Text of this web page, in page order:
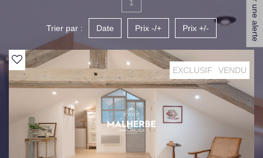
1
Trier par : Date Prix -/+ Prix +/-
EXCLUSIF VENDU